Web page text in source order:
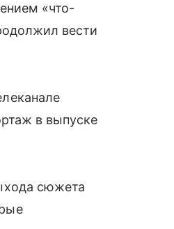
«что-
вести
в выпуске
сюжета